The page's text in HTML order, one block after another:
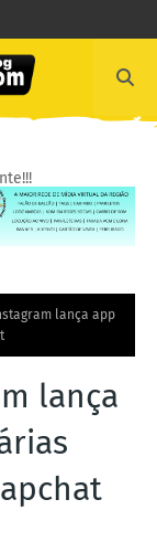
lança app
lança